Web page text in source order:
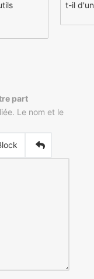
t-il
part
Le nom et le